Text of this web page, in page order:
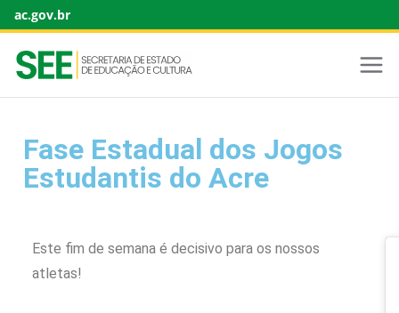
ac.gov.br
Fase Estadual dos Jogos
Estudantis do Acre
Este fim de semana é decisivo para os nossos
atletas!